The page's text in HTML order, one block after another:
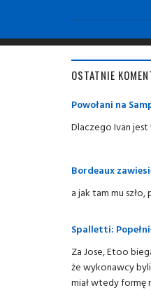
OSTATNIE
Powołani na
Dlaczego Ivan
Bordeaux
a jak tam mu
Spalletti:
Za Jose, Etoo
że wykonawcy
miał wtedy formę